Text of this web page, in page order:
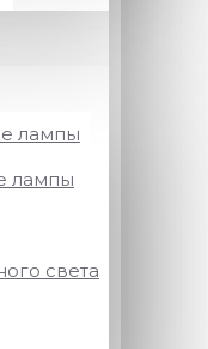
лампы
лампы
света